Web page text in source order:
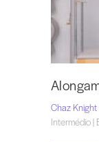
Chaz Knight
Intermédio |